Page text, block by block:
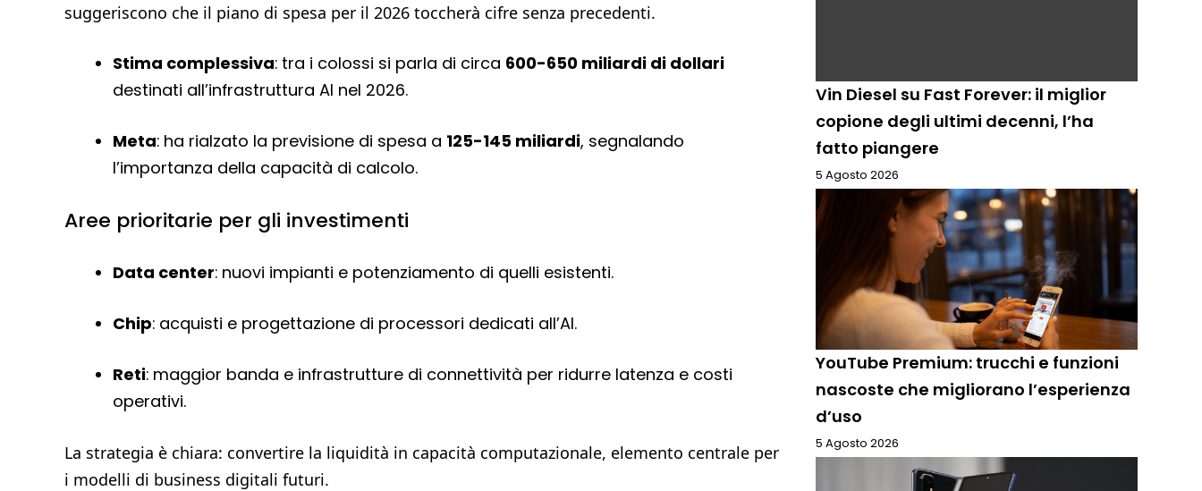
suggeriscono che il piano di spesa per il 2026 toccherà cifre senza precedenti.
Stima complessiva: tra i colossi si parla di circa 600-650 miliardi di dollari
destinati all’infrastruttura AI nel 2026.
Meta: ha rialzato la previsione di spesa a 125-145 miliardi, segnalando
l’importanza della capacità di calcolo.
Aree prioritarie per gli investimenti
Data center: nuovi impianti e potenziamento di quelli esistenti.
Chip: acquisti e progettazione di processori dedicati all’AI.
Reti: maggior banda e infrastrutture di connettività per ridurre latenza e costi
operativi.
La strategia è chiara: convertire la liquidità in capacità computazionale, elemento centrale per
i modelli di business digitali futuri.
Vin Diesel su Fast Forever: il miglior
copione degli ultimi decenni, l’ha
fatto piangere
5 Agosto 2026
YouTube Premium: trucchi e funzioni
nascoste che migliorano l’esperienza
d’uso
5 Agosto 2026